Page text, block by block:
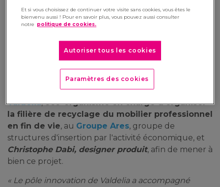
experts de l’économie circulaire, constitue une
nouvelle étape dans le développement de son
Manutan, qui intègre les enjeux de durabilité au
cœur de son business model et qui a
ambition de devenir un acteur clé de
l’économie circulaire dans le BtoB, s’est associé à
Valdelia,éco-organisme en charge d’organiser
la filière de recyclage du mobilier professionnel
en fin de vie, au Groupe Ares, groupe de
structures d'insertion par l'activité économique, et
Christophe Dabi, designer produit, afin de mener à
bien ce projet.
« Le pôle innovation de Valdelia a accompagné
Et si vous choisissez de continuer votre visite sans cookies, vous êtes le
bienvenu aussi ! Pour en savoir plus, vous pouvez aussi consulter
notre politique de cookies.
Autoriser tous les cookies
Paramètres des cookies